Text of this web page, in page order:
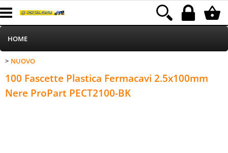
Categoria:
HOME
Informatica
Telefonia
NUOVO
100 Fascette Plastica Fermacavi 2.5x100mm
Nere ProPart PECT2100-BK